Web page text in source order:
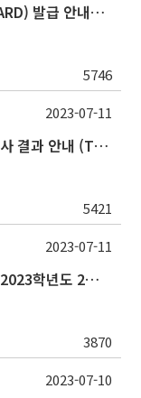
2023학년도 2학기 신입생 학생증(S-CARD) 발급 안내→출입등록:행정실211호
5746
2023학년도 1학기 석사 및 박사 논문심사 결과 안내 (Thesis Defense Result)
5421
2023-07-11
[혁신융합대학사업 차세대반도체분야] 2023학년도 2학기 중앙대학교 학점교류 수학 안내
3870
2023-07-11
2023-07-10